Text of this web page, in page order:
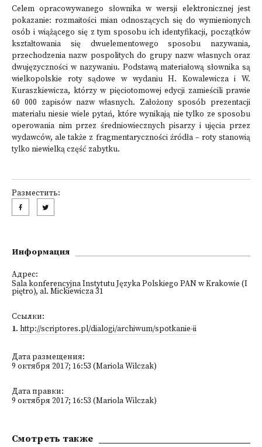
Celem opracowywanego słownika w wersji elektronicznej jest
pokazanie: rozmaitości mian odnoszących się do wymienionych
osób i wiążącego się z tym sposobu ich identyfikacji, początków
kształtowania się dwuelementowego sposobu nazywania,
przechodzenia nazw pospolitych do grupy nazw własnych oraz
dwujęzyczności w nazywaniu. Podstawą materiałową słownika są
wielkopolskie roty sądowe w wydaniu H. Kowalewicza i W.
Kuraszkiewicza, którzy w pięciotomowej edycji zamieścili prawie
60 000 zapisów nazw własnych. Założony sposób prezentacji
materiału niesie wiele pytań, które wynikają nie tylko ze sposobu
operowania nim przez średniowiecznych pisarzy i ujęcia przez
wydawców, ale także z fragmentaryczności źródła – roty stanowią
tylko niewielką część zabytku.
Разместить:
Информация
Адрес:
Sala konferencyjna Instytutu Języka Polskiego PAN w Krakowie (I
piętro), al. Mickiewicza 31
Ссылки:
1. http://scriptores.pl/dialogi/archiwum/spotkanie-ii
Дата размещения:
9 октября 2017; 16:53 (Mariola Wilczak)
Дата правки:
9 октября 2017; 16:53 (Mariola Wilczak)
Смотреть также